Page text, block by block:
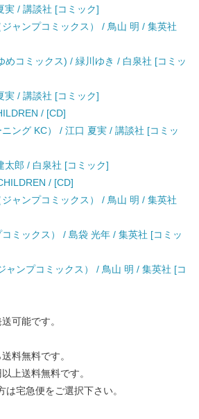
実 / 講談社 [コミック]
ャンプコミックス） / 鳥山 明 / 集英社
めコミックス) / 緑川ゆき / 白泉社 [コミッ
実 / 講談社 [コミック]
/ [CD]
ング KC） / 江口 夏実 / 講談社 [コミッ
太郎 / 白泉社 [コミック]
/ [CD]
ャンプコミックス） / 鳥山 明 / 集英社
ミックス） / 島袋 光年 / 集英社 [コミッ
ャンプコミックス） / 鳥山 明 / 集英社 [コ
可能です。
料無料です。
上送料無料です。
宅急便をご選択下さい。